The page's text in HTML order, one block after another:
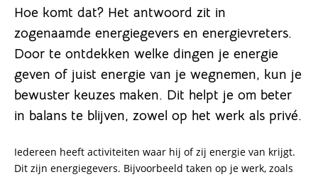
Hoe komt dat? Het antwoord zit in
zogenaamde energiegevers en energievreters.
Door te ontdekken welke dingen je energie
geven of juist energie van je wegnemen, kun je
bewuster keuzes maken. Dit helpt je om beter
in balans te blijven, zowel op het werk als privé.
Iedereen heeft activiteiten waar hij of zij energie van krijgt.
Dit zijn energiegevers. Bijvoorbeeld taken op je werk, zoals